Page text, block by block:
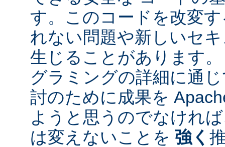
す。このコードを改変
れない問題や新しいセ
生じることがあります
グラミングの詳細に通
討のために成果を
ようと思うのでなけれ
は変えないことを 強く